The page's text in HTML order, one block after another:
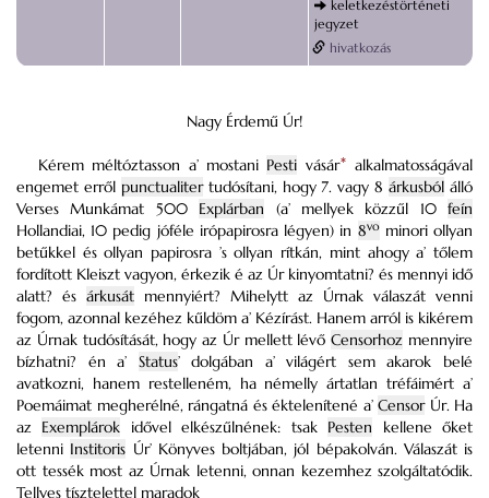
keletkezéstörténeti
jegyzet
hivatkozás
Nagy Érdemű Úr!
Kérem méltóztasson a’ mostani Pesti vásár*
alkalmatosságával
engemet erről punctualitertudósítani, hogy 7. vagy 8árkusból álló
Verses Munkámat 500 Explárban (a’ mellyek közzűl 10 feín
Hollandiai, 10 pedig jóféle irópapirosra légyen) in 8vominori ollyan
betűkkel és ollyan papirosra ’s ollyan rítkán, mint ahogy a’ tőlem
fordított Kleiszt vagyon, érkezik é az Úr kinyomtatni? és mennyi idő
alatt? és árkusát mennyiért? Mihelytt az Úrnak válaszát venni
fogom, azonnal kezéhez kűldöm a’ Kézírást. Hanem arról is kikérem
az Úrnak tudósítását, hogy az Úr mellett lévőCensorhoz mennyire
bízhatni? én a’ Status’ dolgában a’ világért sem akarok belé
avatkozni, hanem restelleném, ha némelly ártatlan tréfáimért a’
Poemáimat megherélné, rángatná és éktelenítené a’ CensorÚr. Ha
az Exemplárok idővel elkészűlnének: tsak Pesten kellene őket
letenni Institoris Úr’ Könyves boltjában, jól bépakolván. Válaszát is
ott tessék most az Úrnak letenni, onnan kezemhez szolgáltatódik.
Tellyes tísztelettel maradok